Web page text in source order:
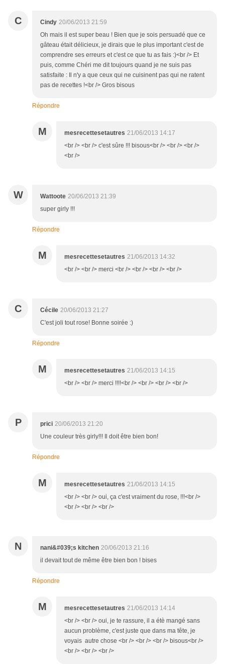
C Cindy 20/06/2013 21:59
Oh mais il est super beau ! Bien que je sois persuadé que ce
gâteau était délicieux, je dirais que le plus important c'est de
comprendre ses erreurs et c'est ce que tu as fais :)<br /> Et
puis, comme Chéri me dit toujours quand je ne suis pas
satisfaite : Il n'y a que ceux qui ne cuisinent pas qui ne ratent
pas de recettes !<br /> Gros bisous
Répondre
M mesrecettesetautres 21/06/2013 14:17
<br /> <br /> c'est sûre !!! bisous<br /> <br /> <br />
<br />
W Wattoote 20/06/2013 21:39
super girly !!!
Répondre
M mesrecettesetautres 21/06/2013 14:32
<br /> <br /> merci <br /> <br /> <br /> <br />
C Cécile 20/06/2013 21:27
C'est joli tout rose! Bonne soirée :)
Répondre
M mesrecettesetautres 21/06/2013 14:15
<br /> <br /> merci !!!!<br /> <br /> <br /> <br />
P prici 20/06/2013 21:20
Une couleur très girly!!! Il doit être bien bon!
Répondre
M mesrecettesetautres 21/06/2013 14:15
<br /> <br /> oui, ça c'est vraiment du rose, !!!<br />
<br /> <br /> <br />
N nani&#039;s kitchen 20/06/2013 21:16
il devait tout de même être bien bon ! bises
Répondre
M mesrecettesetautres 21/06/2013 14:14
<br /> <br /> oui, je te rassure, il a étè mangé sans
aucun problème, c'est juste que dans ma tête, je
voyais autre chose <br /> <br /> <br /> bisous<br />
<br /> <br /> <br />